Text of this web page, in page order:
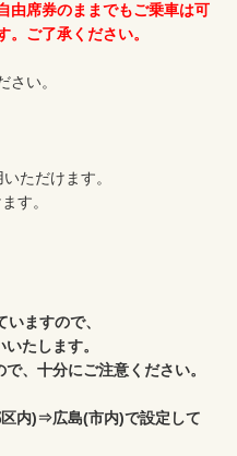
由席券のままでもご乗車は可
ご了承ください。
い。
ただけます。
す。
ますので、
たします。
、十分にご注意ください。
内)⇒広島(市内)で設定して